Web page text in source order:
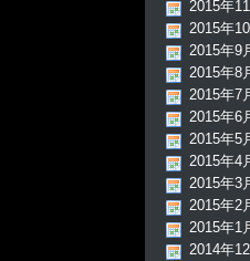
2015年
2015年
2015年9
2015年8
2015年7
2015年6
2015年5
2015年4
2015年3
2015年2
2015年1
2014年